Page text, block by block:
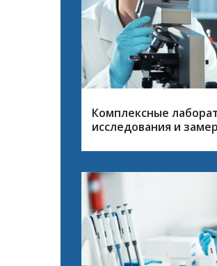
Комплексные
исследования и